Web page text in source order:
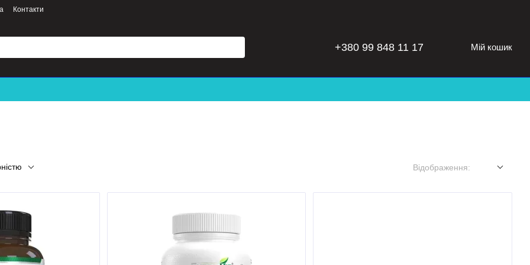
Контакти
+380 99 848 11 17 Мій кошик
Відображення: